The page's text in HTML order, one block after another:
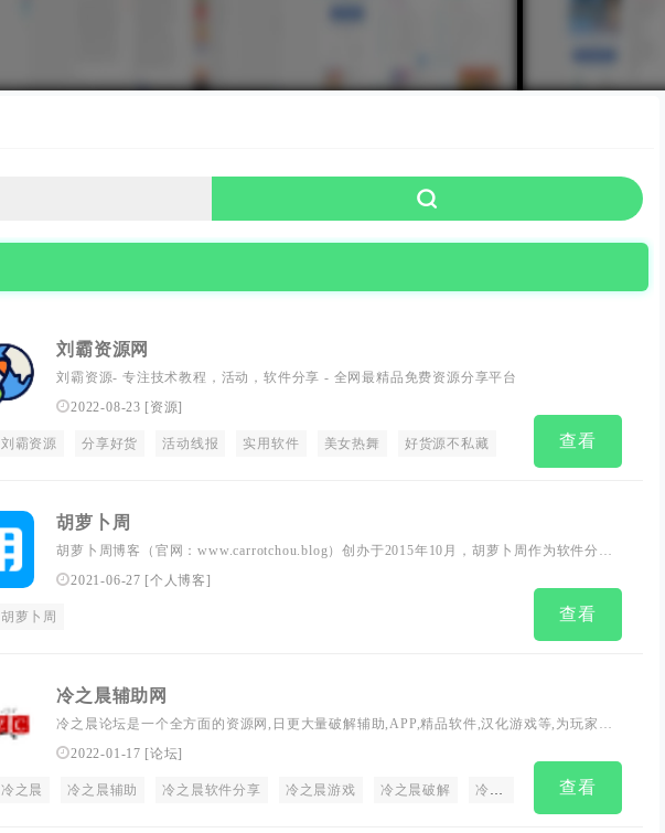
刘霸资源网
刘霸资源- 专注技术教程，活动，软件分享 - 全网最精品免费资源分享平台
2022-08-23 [资源]
刘霸资源 分享好货 活动线报 实用软件 美女热舞 好货源不私藏 查看
胡萝卜周
胡萝卜周博客（官网：www.carrotchou.blog）创办于2015年10月，胡萝卜周作为软件分享
真正领跑者，建立博客的初衷是自己的兴趣爱好，分享一些绿色无广告的软件给大家。长
时间接触各类软件，让胡萝卜周变成了别人眼中的大神，也将继续为更多的网友提供更好
2021-06-27 [个人博客]
胡萝卜周 查看
冷之晨辅助网
冷之晨论坛是一个全方面的资源网,日更大量破解辅助,APP,精品软件,汉化游戏等,为玩家们
提供刚更新最热的各种资源教程!
2022-01-17 [论坛]
冷之晨 冷之晨辅助 冷之晨软件分享 冷之晨游戏 冷之晨破解 冷之晨分享资源 查看